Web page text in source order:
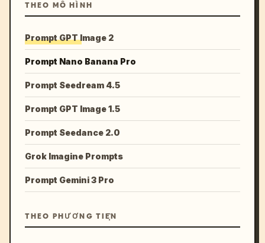
THEO MÔ HÌNH
Prompt GPT Image 2
Prompt Nano Banana Pro
Prompt Seedream 4.5
Prompt GPT Image 1.5
Prompt Seedance 2.0
Grok Imagine Prompts
Prompt Gemini 3 Pro
THEO PHƯƠNG TIỆN